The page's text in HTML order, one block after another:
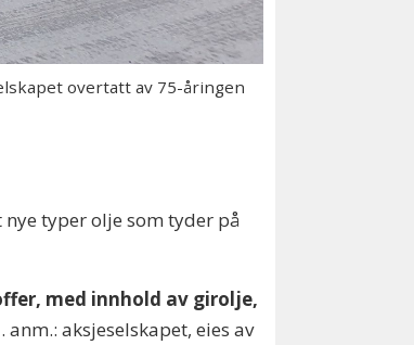
overtatt av 75-åringen
typer olje som tyder på
med innhold av girolje,
anm.: aksjeselskapet, eies av